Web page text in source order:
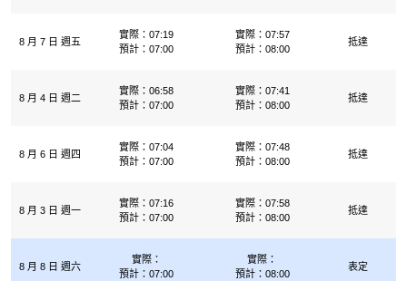
8 月 7 日 週五
實際：07:19
預計：07:00
實際：07:57
預計：08:00
抵達
8 月 4 日 週二
實際：06:58
預計：07:00
實際：07:41
預計：08:00
抵達
8 月 6 日 週四
實際：07:04
預計：07:00
實際：07:48
預計：08:00
抵達
8 月 3 日 週一
實際：07:16
預計：07:00
實際：07:58
預計：08:00
抵達
8 月 8 日 週六
實際：
預計：07:00
實際：
預計：08:00
表定